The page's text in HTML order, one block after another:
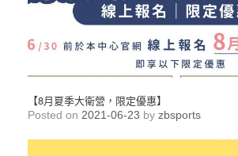
【8月夏季大衛營，限定優惠】
Posted on 2021-06-23 by zbsports